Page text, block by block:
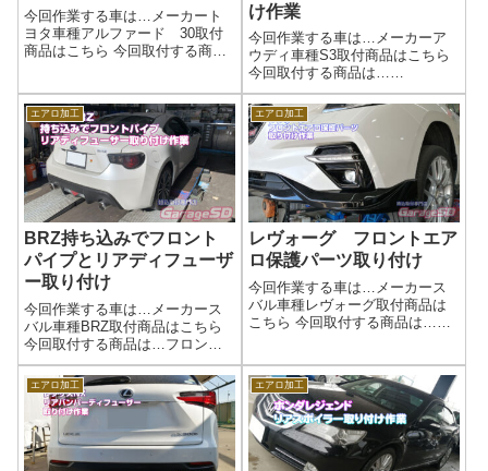
今回作業する車は…メーカート
ヨタ車種アルファード 30取付
商品はこちら 今回取付する商品
タエアロはキットで販売なの
で、部分的に買えないのが…今
回の方は、マフラー以外全て揃
えて持ち込み...
け作業
今回作業する車は…メーカーア
ウディ車種S3取付商品はこちら
今回取付する商品は…
Flowdesigns(海外製) リヤディ
フューザー説明書があります
が、簡素です…汗作業写真リア
ディフューザーなどは、製造メ
ーカーによって取り付け難易度
が全然違...
エアロ加工
BRZ持ち込みでフロント
パイプとリアディフューザ
ー取り付け
今回作業する車は…メーカース
バル車種BRZ取付商品はこちら
今回取付する商品は…フロント
パイプ リアディフューザーデ
ィフューザーは中古品ですね。
中古のエアロ部品は両面テープ
をしっかり剥がして持ってきて
下さいね。工賃の節約になりま
す。当店で剥...
エアロ加工
レヴォーグ フロントエア
ロ保護パーツ取り付け
今回作業する車は…メーカース
バル車種レヴォーグ取付商品は
こちら 今回取付する商品は…
ST960204S292純正の部品設定が
あるので、純正品です。作業写
真純正品なのでそれはキ...
エアロ加工 エアロ加工